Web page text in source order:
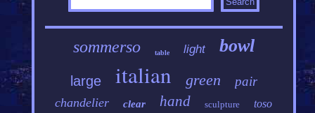
sommerso table light bowl
large italian green pair
chandelier clear hand sculpture toso